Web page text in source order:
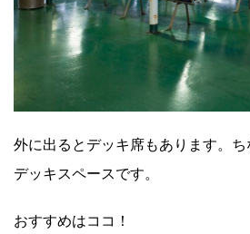
外に出るとデッキ席もあります。
デッキスペースです。
おすすめはココ！